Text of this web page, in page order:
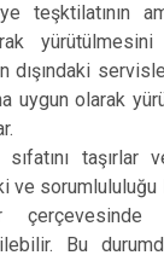
teşktilatının
uygun olarak
taşırlar
ve sorumlululuğu
çerçevesinde
Bu